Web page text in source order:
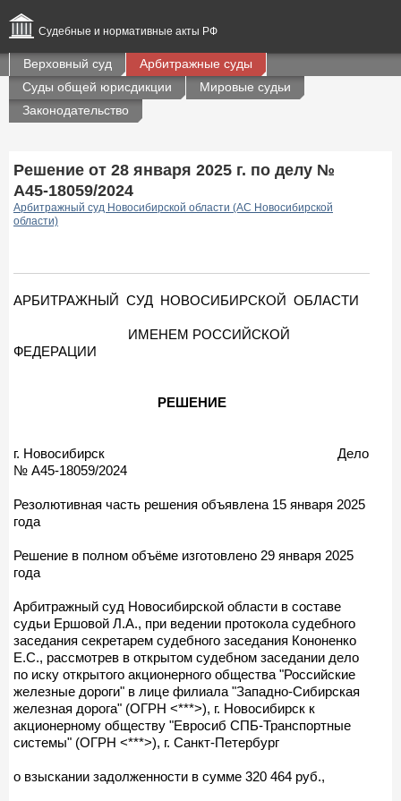
Судебные и нормативные акты РФ
Верховный суд
Арбитражные суды
Суды общей юрисдикции
Мировые судьи
Законодательство
Решение от 28 января 2025 г. по делу №
А45-18059/2024
Арбитражный суд Новосибирской области (АС Новосибирской
области)
АРБИТРАЖНЫЙ СУД НОВОСИБИРСКОЙ ОБЛАСТИ
ИМЕНЕМ РОССИЙСКОЙ
ФЕДЕРАЦИИ
РЕШЕНИЕ
г. Новосибирск Дело
№ А45-18059/2024
Резолютивная часть решения объявлена 15 января 2025
года
Решение в полном объёме изготовлено 29 января 2025
года
Арбитражный суд Новосибирской области в составе
судьи Ершовой Л.А., при ведении протокола судебного
заседания секретарем судебного заседания Кононенко
Е.С., рассмотрев в открытом судебном заседании дело
по иску открытого акционерного общества "Российские
железные дороги" в лице филиала "Западно-Сибирская
железная дорога" (ОГРН <***>), г. Новосибирск к
акционерному обществу "Евросиб СПБ-Транспортные
системы" (ОГРН <***>), г. Санкт-Петербург
о взыскании задолженности в сумме 320 464 руб.,